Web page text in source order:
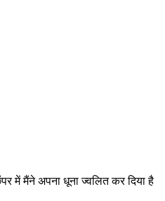
में मैंने अपना धूना ज्वलित कर दिया है